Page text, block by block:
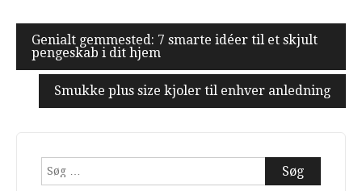
Indlægsnavigation
Genialt gemmested: 7 smarte idéer til et skjult
pengeskab i dit hjem
Smukke plus size kjoler til enhver anledning
Søg
efter: